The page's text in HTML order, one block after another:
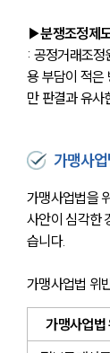
▶분쟁조정제
: 공정거래조
용 부담이 적은
만 판결과 유사
가맹사업
가맹사업법을
사안이 심각한
습니다.
가맹사업법 위
가맹사업법